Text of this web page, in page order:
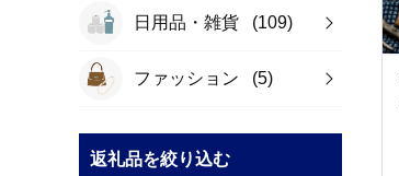
日用品・雑貨 (109)
ファッション (5)
返礼品を絞り込む